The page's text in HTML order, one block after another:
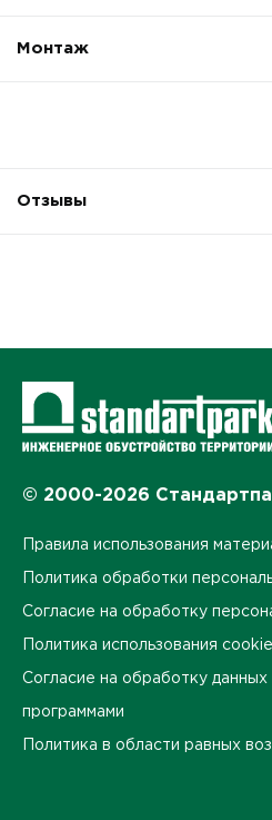
Монтаж
Отзывы
© 2000-2026
Правила использования
Политика обработки
Согласие на обработку
Политика использования
Согласие на обработку данных
программами
Политика в области равных